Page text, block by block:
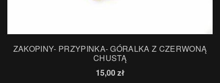
ZAKOPINY- PRZYPINKA- GÓRALKA Z CZERWONĄ
CHUSTĄ
15,00zł